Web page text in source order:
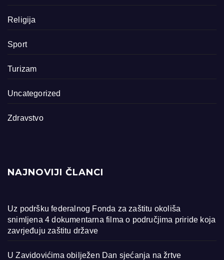
Religija
Sport
Turizam
Uncategorized
Zdravstvo
NAJNOVIJI ČLANCI
Uz podršku federalnog Fonda za zaštitu okoliša
snimljena 4 dokumentarna filma o područjima priride koja
zavrjeđuju zaštitu države
U Zavidovićima obilježen Dan sjećanja na žrtve